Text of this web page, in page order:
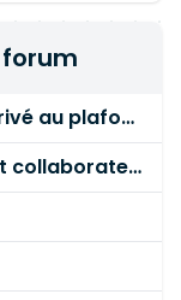
🚨 Réforme ARE 2025 : qui est arrivé au plafond des 60 % en gardant son entreprise ?
aide changement statut conjoint collaborateur